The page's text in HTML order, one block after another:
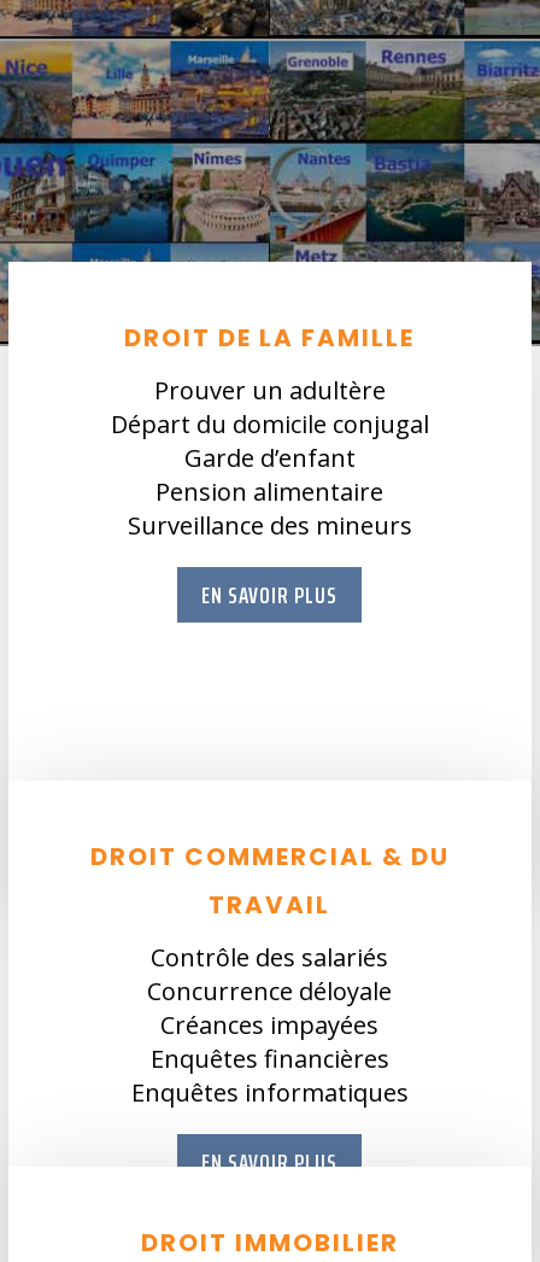
DROIT DE LA FAMILLE
Prouver un adultère
Départ du domicile conjugal
Garde d’enfant
Pension alimentaire
Surveillance des mineurs
EN SAVOIR PLUS
DROIT COMMERCIAL & DU
TRAVAIL
Contrôle des salariés
Concurrence déloyale
Créances impayées
Enquêtes financières
Enquêtes informatiques
EN SAVOIR PLUS
DROIT IMMOBILIER